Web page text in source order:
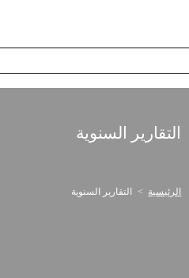
التقارير السنوية
الرئيسية التقارير السنوية